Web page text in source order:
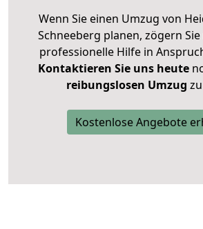
Wenn Sie einen Umzug von
Schneeberg planen, zögern
professionelle Hilfe in
Kontaktieren Sie uns heute
reibungslosen Umzug
Kostenlose Angebote